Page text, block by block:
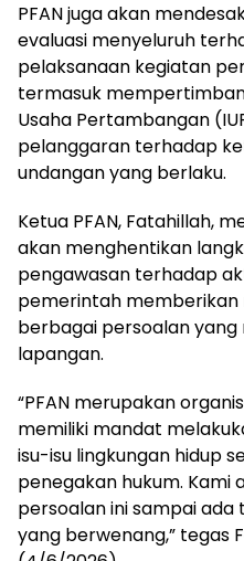
PFAN juga akan
evaluasi menyeluruh
pelaksanaan kegiatan
termasuk
Usaha Pertambangan
pelanggaran terhadap
undangan yang berlaku.
Ketua PFAN, Fatahillah,
akan menghentikan
pengawasan terhadap
pemerintah
berbagai persoalan
lapangan.
“PFAN merupakan
memiliki mandat
isu-isu lingkungan hidup
penegakan hukum. Kami
persoalan ini sampai
yang berwenang,” tegas